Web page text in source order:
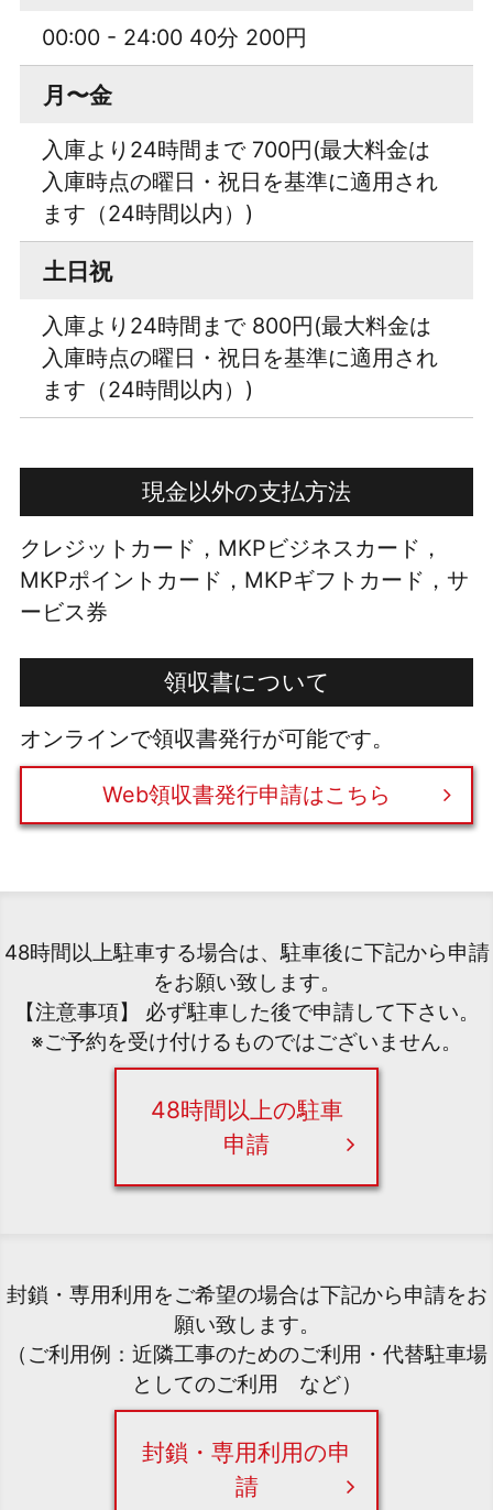
00:00 - 24:00 40分 200円
月〜金
入庫より24時間まで 700円(最大料金は
入庫時点の曜日・祝日を基準に適用され
ます（24時間以内）)
土日祝
入庫より24時間まで 800円(最大料金は
入庫時点の曜日・祝日を基準に適用され
ます（24時間以内）)
現金以外の支払方法
クレジットカード，MKPビジネスカード，
MKPポイントカード，MKPギフトカード，サ
ービス券
領収書について
オンラインで領収書発行が可能です。
Web領収書発行申請はこちら
48時間以上駐車する場合は、駐車後に下記から申請
をお願い致します。
【注意事項】 必ず駐車した後で申請して下さい。
※ご予約を受け付けるものではございません。
48時間以上の駐車
申請
封鎖・専用利用をご希望の場合は下記から申請をお
願い致します。
（ご利用例：近隣工事のためのご利用・代替駐車場
としてのご利用 など）
封鎖・専用利用の申
請